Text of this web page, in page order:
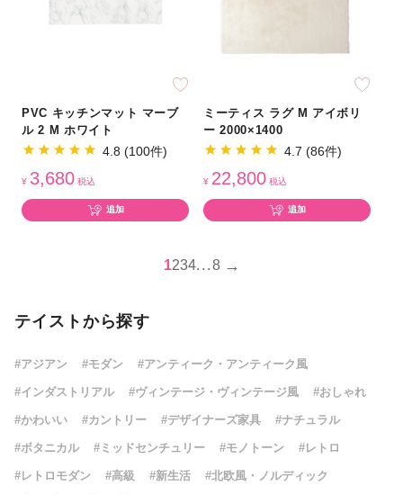
PVC キッチンマット マーブ
ル 2 M ホワイト
4.8 (100件)
¥ 3,680 税込
追加
ミーティス ラグ M アイボリ
ー 2000×1400
4.7 (86件)
¥ 22,800 税込
追加
1234...8 →
テイストから探す
#アジアン #モダン #アンティーク・アンティーク風
#インダストリアル #ヴィンテージ・ヴィンテージ風 #おしゃれ
#かわいい #カントリー #デザイナーズ家具 #ナチュラル
#ボタニカル #ミッドセンチュリー #モノトーン #レトロ
#レトロモダン #高級 #新生活 #北欧風・ノルディック